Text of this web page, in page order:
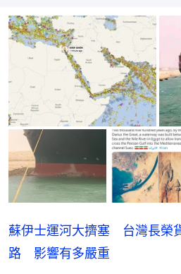
蘇伊士運河大擠塞 台灣長榮
路 影響有多嚴重